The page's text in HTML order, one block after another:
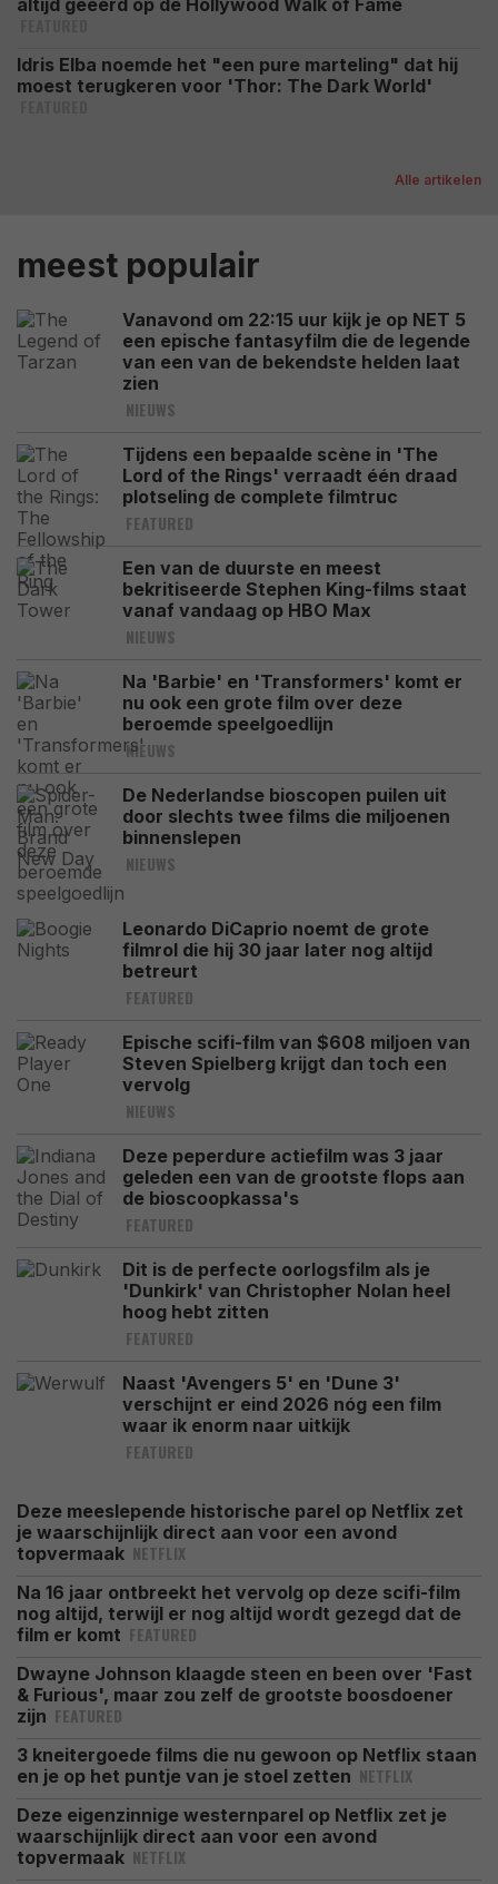
altijd geëerd op de Hollywood Walk of Fame
Idris Elba noemde het "een pure marteling" dat hij
moest terugkeren voor 'Thor: The Dark World'
Alle artikelen
meest populair
Vanavond om 22:15 uur kijk je op NET 5
een epische fantasyfilm die de legende
van een van de bekendste helden laat
zien
NIEUWS
Tijdens een bepaalde scène in 'The
Lord of the Rings' verraadt één draad
plotseling de complete filmtruc
FEATURED
Een van de duurste en meest
bekritiseerde Stephen King-films staat
vanaf vandaag op HBO Max
NIEUWS
Na 'Barbie' en 'Transformers' komt er
nu ook een grote film over deze
beroemde speelgoedlijn
NIEUWS
De Nederlandse bioscopen puilen uit
door slechts twee films die miljoenen
binnenslepen
NIEUWS
Leonardo DiCaprio noemt de grote
filmrol die hij 30 jaar later nog altijd
betreurt
FEATURED
Epische scifi-film van $608 miljoen van
Steven Spielberg krijgt dan toch een
vervolg
NIEUWS
Deze peperdure actiefilm was 3 jaar
geleden een van de grootste flops aan
de bioscoopkassa's
FEATURED
Dit is de perfecte oorlogsfilm als je
'Dunkirk' van Christopher Nolan heel
hoog hebt zitten
FEATURED
Naast 'Avengers 5' en 'Dune 3'
verschijnt er eind 2026 nóg een film
waar ik enorm naar uitkijk
FEATURED
Deze meeslepende historische parel op Netflix zet
je waarschijnlijk direct aan voor een avond
topvermaak NETFLIX
Na 16 jaar ontbreekt het vervolg op deze scifi-film
nog altijd, terwijl er nog altijd wordt gezegd dat de
film er komt FEATURED
Dwayne Johnson klaagde steen en been over 'Fast
& Furious', maar zou zelf de grootste boosdoener
zijn FEATURED
3 kneitergoede films die nu gewoon op Netflix staan
en je op het puntje van je stoel zetten NETFLIX
Deze eigenzinnige westernparel op Netflix zet je
waarschijnlijk direct aan voor een avond
topvermaak NETFLIX